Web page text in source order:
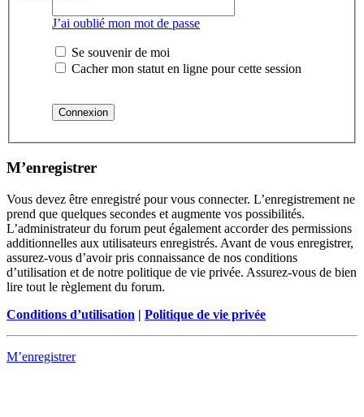
J’ai oublié mon mot de passe
Se souvenir de moi
Cacher mon statut en ligne pour cette session
M’enregistrer
Vous devez être enregistré pour vous connecter. L’enregistrement ne
prend que quelques secondes et augmente vos possibilités.
L’administrateur du forum peut également accorder des permissions
additionnelles aux utilisateurs enregistrés. Avant de vous enregistrer,
assurez-vous d’avoir pris connaissance de nos conditions
d’utilisation et de notre politique de vie privée. Assurez-vous de bien
lire tout le règlement du forum.
Conditions d’utilisation | Politique de vie privée
M’enregistrer